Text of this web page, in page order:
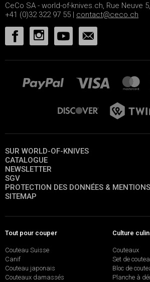
CeCo SA - world-of-knives.ch, Rue Neuve
+41 (0)32 322 97 55 | contact@ceco.ch
SUR WORLD-OF-KNIVES
CATALOGUE
NEWSLETTER
SGV
PROTECTION DES DONNÉES &
SITEMAP
Tout pour couper
Couteau Suisse
Canif
Couteau japonais
Couteaux damassés
Culture
Couteaux
Set de
Bloc de
Planche à